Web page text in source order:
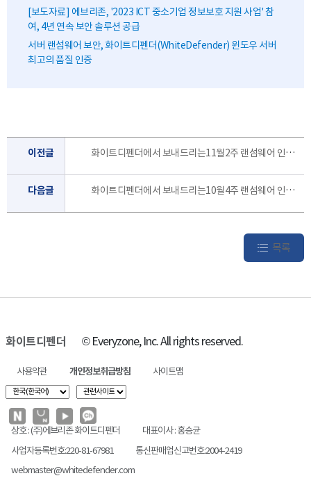
[보도자료] 에브리존, '2023 ICT 중소기업 정보보호 지원 사업' 참
여, 4년 연속 보안 솔루션 공급
서버 랜섬웨어 보안, 화이트디펜더(WhiteDefender) 윈도우 서버
최고의 품질 인증
이전글 화이트디펜더에서 보내드리는11월2주 랜섬웨어 인포 레터 입니다.
다음글 화이트디펜더에서 보내드리는10월4주 랜섬웨어 인포 레터 입니다.
목록
화이트디펜더 © Everyzone, Inc. All rights reserved.
사용약관 개인정보취급방침 사이트맵
상호 : (주)에브리존 화이트디펜더
대표이사 : 홍승균
사업자등록번호:220-81-67981
통신판매업신고번호:2004-2419
webmaster@whitedefender.com